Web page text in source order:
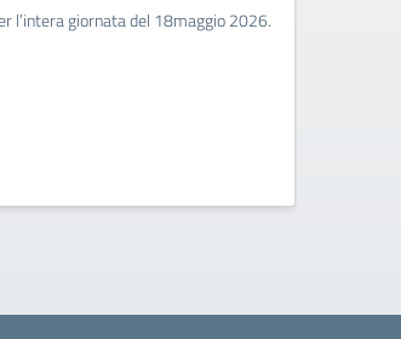
l’intera giornata del 18maggio 2026.